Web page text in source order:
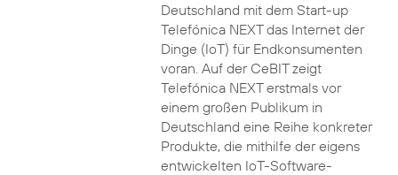
Deutschland mit dem Start-up
Telefónica NEXT das Internet der
Dinge (IoT) für Endkonsumenten
voran. Auf der CeBIT zeigt
Telefónica NEXT erstmals vor
einem großen Publikum in
Deutschland eine Reihe konkreter
Produkte, die mithilfe der eigens
entwickelten IoT-Software-